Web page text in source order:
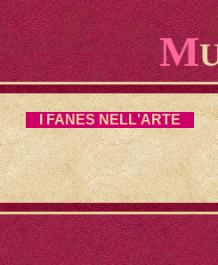
M
I FANES NELL'ARTE